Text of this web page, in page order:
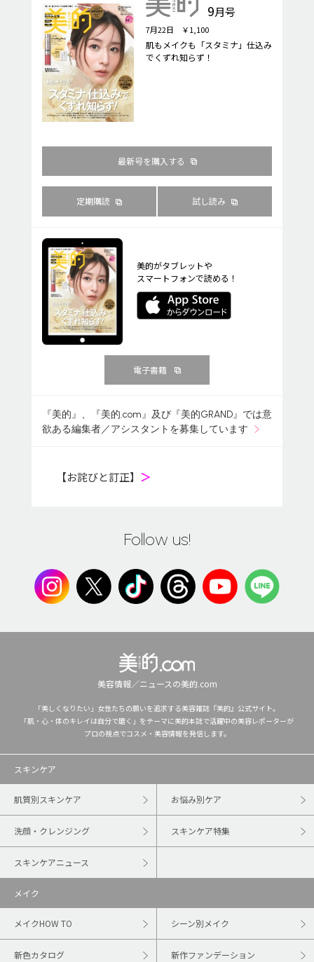
9月号
7月22日 ￥1,100
肌もメイクも「スタミナ」仕込み
でくずれ知らず！
最新号を購入する
定期購読 試し読み
美的がタブレットや
スマートフォンで読める！
電子書籍
『美的』、『美的.com』及び『美的GRAND』では意
欲ある編集者／アシスタントを募集しています
【お詫びと訂正】 ＞
Follow us!
美容情報／ニュースの美的.com
「美しくなりたい」女性たちの願いを追求する美容雑誌『美的』公式サイト。
「肌・心・体のキレイは自分で磨く」をテーマに美的本誌で活躍中の美容レポーターが
プロの視点でコスメ・美容情報を発信します。
スキンケア
肌質別スキンケア お悩み別ケア
洗顔・クレンジング スキンケア特集
スキンケアニュース
メイク
メイクHOW TO シーン別メイク
新色カタログ 新作ファンデーション